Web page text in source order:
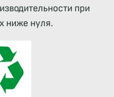
при
ниже нуля.